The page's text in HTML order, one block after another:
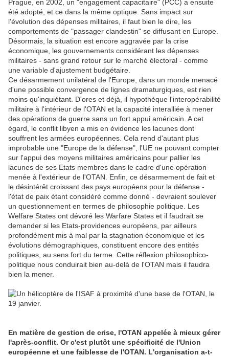
Prague, en 2002, un "engagement capacitaire" (PCC) a ensuite
été adopté, et ce dans la même optique. Sans impact sur
l'évolution des dépenses militaires, il faut bien le dire , les
comportements de "passager clandestin" se diffusant en Europe
Désormais, la situation est encore aggravée par la crise
économique, les gouvernements considérant les dépenses
militaires - sans grand retour sur le marché électoral - comme
une variable d'ajustement budgétaire.
Ce désarmement unilatéral de l'Europe, dans un monde menacé
d'une possible convergence de lignes dramaturgiques, est rien
moins qu'inquiétant. D'ores et déjà, il hypothèque l'interopérabilité
militaire à l'intérieur de l'OTAN et la capacité interalliée à mener
des opérations de guerre sans un fort appui américain. A cet
égard, le conflit libyen a mis en évidence les lacunes dont
souffrent les armées européennes. Cela rend d'autant plus
improbable une "Europe de la défense", l'UE ne pouvant compter
sur l'appui des moyens militaires américains pour pallier les
lacunes de ses Etats membres dans le cadre d'une opération
menée à l'extérieur de l'OTAN. Enfin, ce désarmement de fait et
le désintérêt croissant des pays européens pour la défense -
l'état de paix étant considéré comme donné - devraient soulever
un questionnement en termes de philosophie politique. Les
Welfare States ont dévoré les Warfare States et il faudrait se
demander si les Etats-providences européens, par ailleurs
profondément mis à mal par la stagnation économique et les
évolutions démographiques, constituent encore des entités
politiques, au sens fort du terme. Cette réflexion philosophico-
politique nous conduirait bien au-delà de l'OTAN mais il faudra
bien la mener.
En matière de gestion de crise, l'OTAN appelée à mieux gérer
l'après-conflit. Or c'est plutôt une spécificité de l'Union
européenne et une faiblesse de l'OTAN. L'organisation a-t-